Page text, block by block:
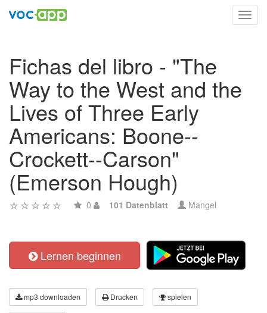
Fichas del libro - "The
Way to the West and the
Lives of Three Early
Americans: Boone--
Crockett--Carson"
(Emerson Hough)
0 101 Datenblatt Mangel
Lernen beginnen
mp3 downloaden Drucken spielen